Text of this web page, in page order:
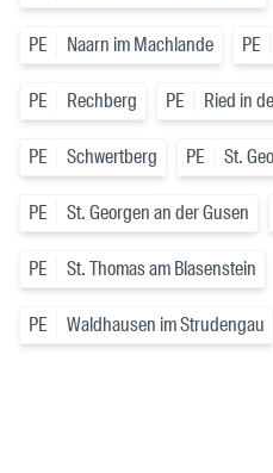
PE Naarn im Machlande PE
PE Rechberg PE Ried in
PE Schwertberg PE St.
PE St. Georgen an der Gusen
PE St. Thomas am Blasenstein
PE Waldhausen im Strudengau